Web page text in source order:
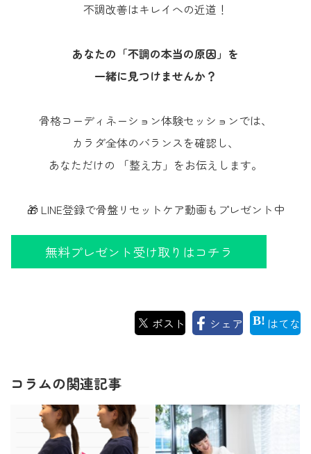
不調改善はキレイへの近道！
あなたの「不調の本当の原因」を
一緒に見つけませんか？
骨格コーディネーション体験セッションでは、
カラダ全体のバランスを確認し、
あなただけの 「整え方」をお伝えします。
🎁 LINE登録で骨盤リセットケア動画もプレゼント中
無料プレゼント受け取りはコチラ
ポスト シェア はてな
コラムの関連記事